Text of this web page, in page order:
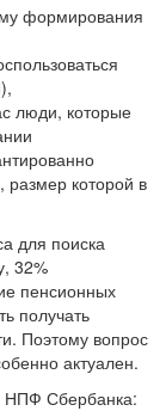
формирования
люди, которые
размер которой в
для поиска
32%
пенсионных
получать
Поэтому вопрос
актуален.
НПФ Сбербанка: